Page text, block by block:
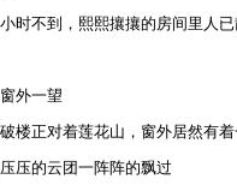
时不到，熙熙攘攘的房间里人
外一望
楼正对着莲花山，窗外居然有
压的云团一阵阵的飘过